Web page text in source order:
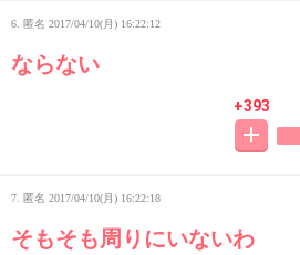
6. 匿名 2017/04/10(月) 16:22:12
ならない
+393
7. 匿名 2017/04/10(月) 16:22:18
そもそも周りにいないわ